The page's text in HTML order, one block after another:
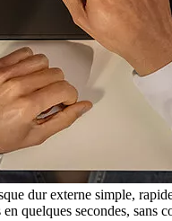
dur externe simple,
quelques secondes, sans